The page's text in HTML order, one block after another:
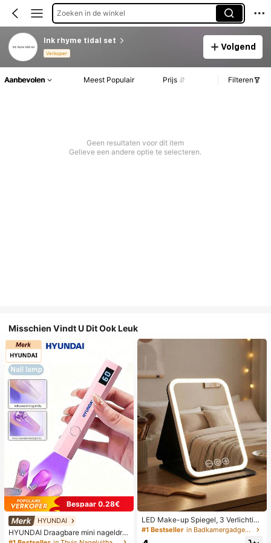
Zoeken in de winkel
lnk rhyme tidal set
Verkoper
Volgend
Aanbevolen Meest Populair Prijs Filteren
Geen resultaten voor dit item
Gelieve een andere optie te selecteren.
Misschien Vindt U Dit Ook Leuk
Bespaar 0.28€
HYUNDAI
HYUNDAI Draagbare mini nageldro
ger, oplaadbare handlamp UV/LED
LED Make-up Spiegel, 3 Verlichting
smodi, Verstelbare Helderheid, Draa
gbaar Vouwbaar Ontwerp, Geschikt
#1 Bestseller in Badkamergadgets die favoriet zijn bij klanten B